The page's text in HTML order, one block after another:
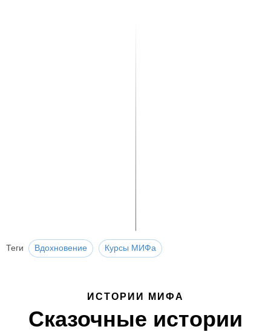
Теги Вдохновение Курсы МИФа
ИСТОРИИ МИФА
Сказочные истории